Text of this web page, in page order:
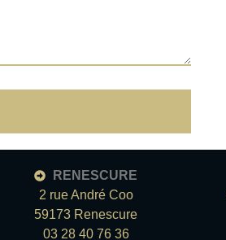
RENESCURE
2 rue André Coo
59173 Renescure
03 28 40 76 36